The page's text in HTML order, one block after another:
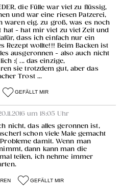
die Fülle war viel zu flüssig,
und war eine riesen Patzerei,
waren eig. zu groß, was es noch
hat - hat mir viel zu viel Zeit und
dass ich einfach nur ein
Rezept wollte!!! Beim Backen ist
ausgeronnen - also auch nicht
:( ... das einzige,
sie trotzdem gut, aber das
Trost ...
GEFÄLLT MIR
um 18:05 Uhr
nicht, das alles geronnen ist,
schon viele Male gemacht
damit. Wenn man
dann kann man die
teilen, ich nehme immer
GEFÄLLT MIR